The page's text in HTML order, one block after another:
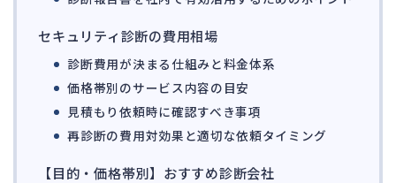
換価・競売 54
セキュリティ診断の費用相場
診断費用が決まる仕組みと料金体系
価格帯別のサービス内容の目安
見積もり依頼時に確認すべき事項
再診断の費用対効果と適切な依頼タイミング
【目的・価格帯別】おすすめ診断会社